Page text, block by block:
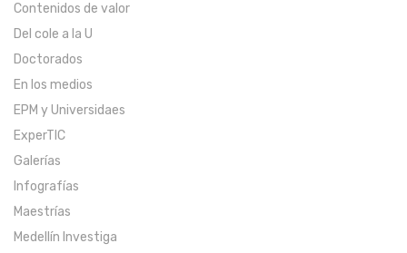
Contenidos de valor
Del cole a la U
Doctorados
En los medios
EPM y Universidaes
ExperTIC
Galerías
Infografías
Maestrías
Medellín Investiga